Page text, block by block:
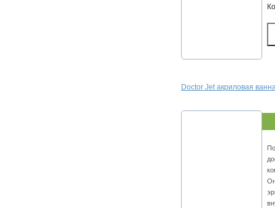
Doctor Jet акриловая